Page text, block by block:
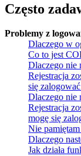
Często
Problemy z
Dlaczego w
Co to jest
Dlaczego nie
Rejestracja
się
Dlaczego nie
Rejestracja
mogę się
Nie pamiętam
Dlaczego
Jak działa